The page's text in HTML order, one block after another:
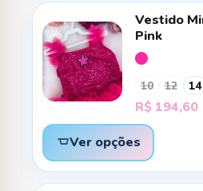
Vestido
Pink
10 12 14
R$ 194,60
Ver opções